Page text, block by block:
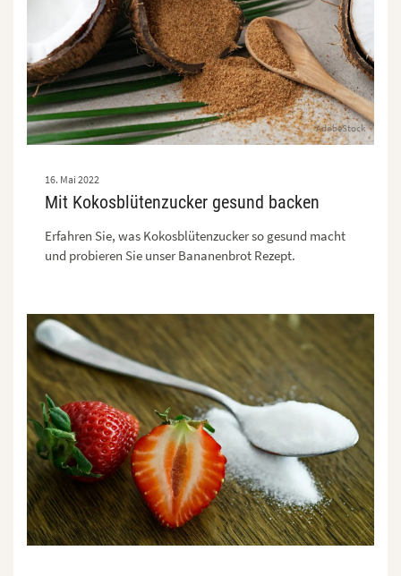
AdobeStock
Mit Kokosblütenzucker gesund backen
16. Mai 2022
Erfahren Sie, was Kokosblütenzucker so gesund macht
und probieren Sie unser Bananenbrot Rezept.